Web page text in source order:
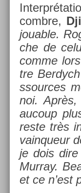
combre,
jou­able.
che de
comme
tre
ssour­ces
noi.
aucoup
reste très
vain­queur
je dois
Mur­ray.
et ce n’est